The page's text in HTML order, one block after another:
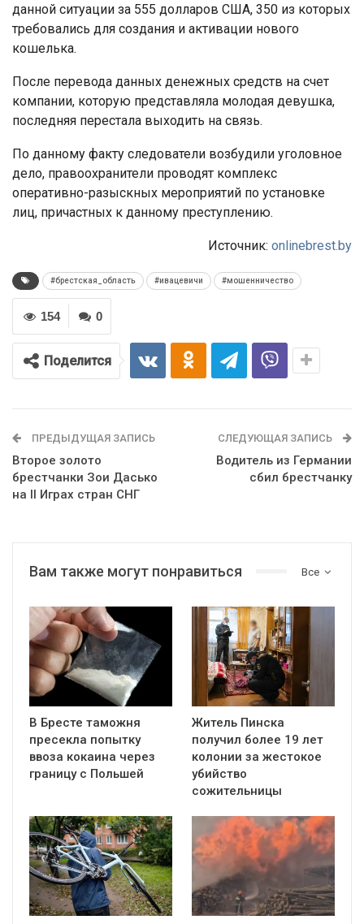
данной ситуации за 555 долларов США, 350 из которых
требовались для создания и активации нового
кошелька.
После перевода данных денежных средств на счет
компании, которую представляла молодая девушка,
последняя перестала выходить на связь.
По данному факту следователи возбудили уголовное
дело, правоохранители проводят комплекс
оперативно-разыскных мероприятий по установке
лиц, причастных к данному преступлению.
Источник: onlinebrest.by
#брестская_область #ивацевичи #мошенничество
0
154
Поделится
ПРЕДЫДУЩАЯ ЗАПИСЬ
Второе золото
брестчанки Зои Дасько
на II Играх стран СНГ
СЛЕДУЮЩАЯ ЗАПИСЬ
Водитель из Германии
сбил брестчанку
Все
Вам также могут понравиться
В Бресте таможня
пресекла попытку
ввоза кокаина через
границу с Польшей
Житель Пинска
получил более 19 лет
колонии за жестокое
убийство
сожительницы